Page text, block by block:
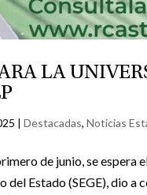
LA
|Destacadas,Noticias
de junio, se
del Estado (SEGE), dio